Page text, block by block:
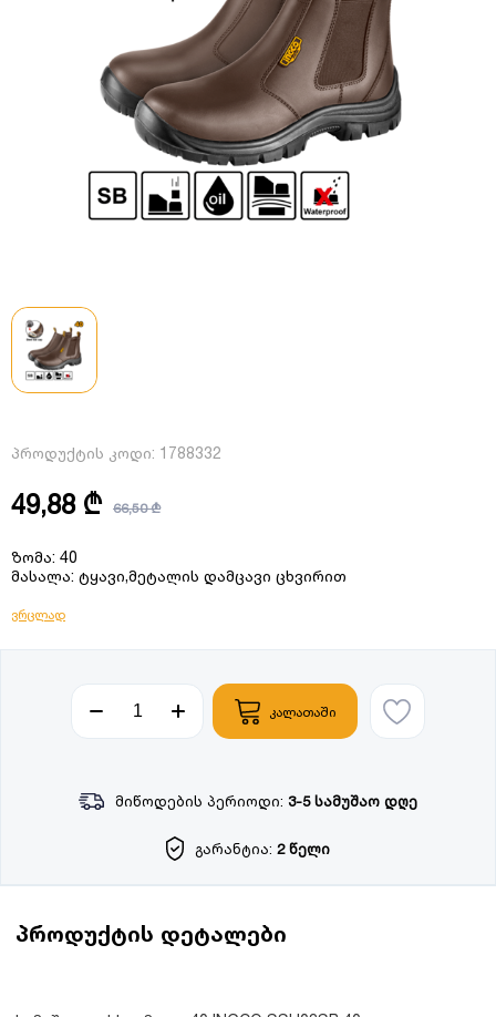
პროდუქტის კოდი: 1788332
49,88 ₾ 66,50 ₾
ზომა: 40
მასალა: ტყავი,მეტალის დამცავი ცხვირით
ვრცლად
კალათაში
მიწოდების პერიოდი: 3-5 სამუშაო დღე
გარანტია: 2 წელი
პროდუქტის დეტალები